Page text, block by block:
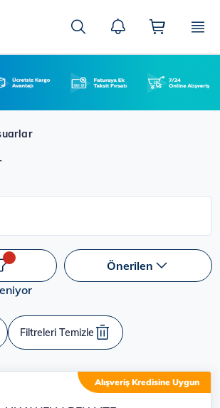
Ara
Önerilen
Filtreleri Temizle
Alışveriş Kredisine Uygun